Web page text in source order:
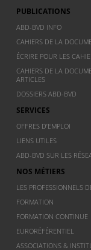
PUBLICATIONS
ABD-BVD INFO
CAHIERS DE LA
ÉCRIRE POUR LES
CAHIERS DE LA
ARTICLES
DOSSIERS ABD-BVD
SERVICES
OFFRES D’EMPLOI
LIENS UTILES
ABD-BVD SUR LES
NOS MÉTIERS
LES PROFESSIONNELS
FORMATION
FORMATION CONTINUE
EURORÉFÉRENTIEL
ASSOCIATIONS &